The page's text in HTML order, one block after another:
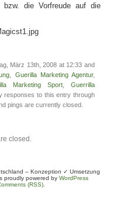
bzw. die Vorfreude auf die
März 13th, 2008 at 12:33 and
Guerilla Marketing Agentur,
Marketing Sport,Guerrilla
responses to this entry through
pings are currently closed.
closed.
– Konzeption ✓ Umsetzung
proudly powered by WordPress
(RSS)